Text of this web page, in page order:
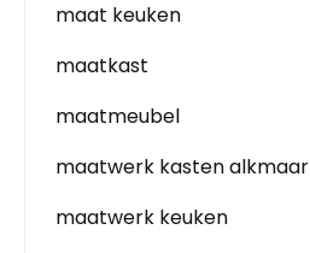
maat keuken
maatkast
maatmeubel
maatwerk kasten alkmaar
maatwerk keuken